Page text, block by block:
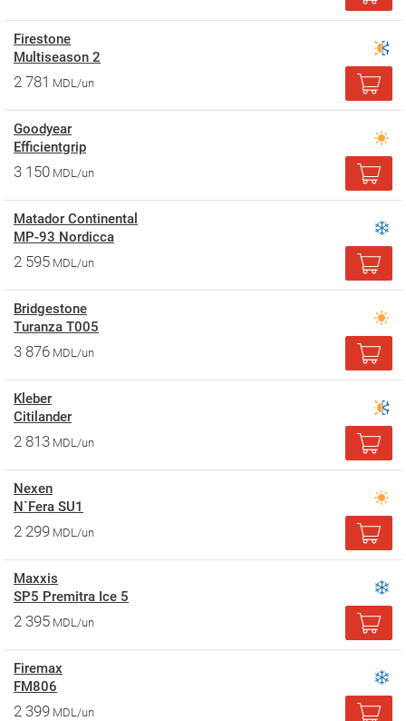
Firestone
Multiseason 2
2 781 MDL/un
Goodyear
Efficientgrip
3 150 MDL/un
Matador Continental
MP-93 Nordicca
2 595 MDL/un
Bridgestone
Turanza T005
3 876 MDL/un
Kleber
Citilander
2 813 MDL/un
Nexen
N`Fera SU1
2 299 MDL/un
Maxxis
SP5 Premitra Ice 5
2 395 MDL/un
Firemax
FM806
2 399 MDL/un